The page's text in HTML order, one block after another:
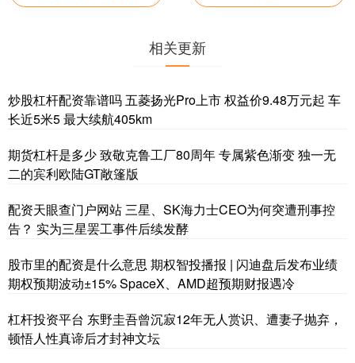
相关更新
炒股杠杆配资靠谱吗 五菱扬光Pro上市 权益价9.48万元起 车
长近5米5 最大续航405km
期货杠杆是多少 致敬克鲁工厂80周年 专属紫色渐变 独一无
二的宾利欧陆GT敞篷版
配资天眼查门户网站 三星、SK海力士CEO为何突遭刑事控
告？ 实为三星罢工事件后续发酵
股市里的配资是什么意思 期权智投播报 | 闪迪盘后发布业绩
期权预期波动±15% SpaceX、AMD超预期财报遇冷
杠杆投资平台 东野圭吾曾沉寂12年无人赏识、遭妻子抛弃，
顿悟人性真谛后才封神文坛